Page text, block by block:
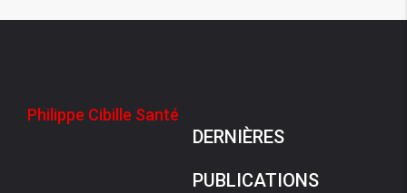
Philippe Cibille Santé
DERNIÈRES
PUBLICATIONS